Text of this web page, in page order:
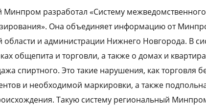
разработал «Систему
Она объединяет информацию от
и администрации Нижнего Новгорода. В
общепита и торговли, а также о домах и
спиртного. Это такие нарушения, как торговля
и необходимой маркировки, а также
Такую систему региональный